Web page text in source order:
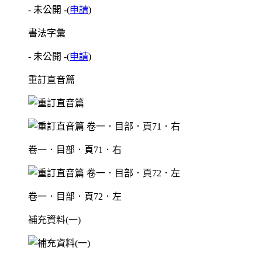
- 未公開 -(申請)
書法字彙
- 未公開 -(申請)
重訂直音篇
卷一．目部．頁71．右
卷一．目部．頁72．左
補充資料(一)